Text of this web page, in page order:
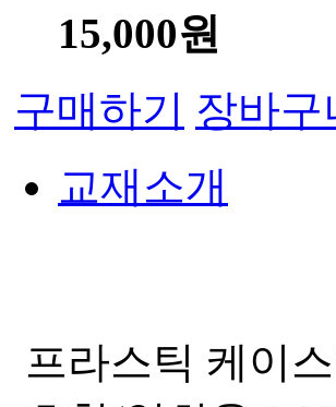
15,000원
구매하기 장바구
교재소개
프라스틱 케이